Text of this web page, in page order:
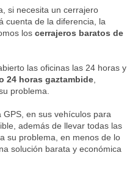
si necesita un cerrajero
cuenta de la diferencia, la
los cerrajeros baratos de
las oficinas las 24 horas y
24 horas gaztambide,
problema.
en sus vehículos para
además de llevar todas las
su problema, en menos de lo
solución barata y económica